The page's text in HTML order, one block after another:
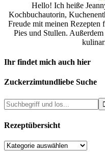
Hello! Ich heiße
Kochbuchautorin,
Freude mit meinen Rezepten
Pies und Stullen.
Ihr findet mich auch hier
Zuckerzimtundliebe Suche
Rezeptübersicht
Rezeptübersicht